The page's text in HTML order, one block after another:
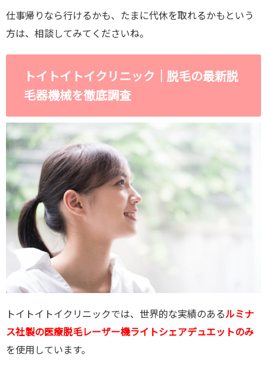
仕事帰りなら行けるかも、たまに代休を取れるかもという
方は、相談してみてくださいね。
トイトイトイクリニック｜脱毛の最新脱
毛器機械を徹底調査
トイトイトイクリニックでは、世界的な実績のあるルミナ
ス社製の医療脱毛レーザー機ライトシェアデュエットのみ
を使用しています。